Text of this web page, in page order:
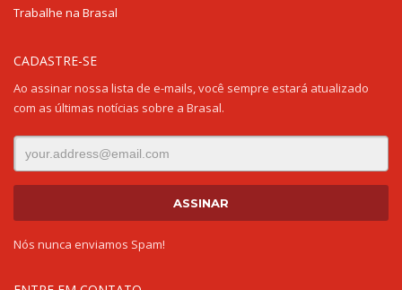
Trabalhe na Brasal
CADASTRE-SE
Ao assinar nossa lista de e-mails, você sempre estará atualizado
com as últimas notícias sobre a Brasal.
Nós nunca enviamos Spam!